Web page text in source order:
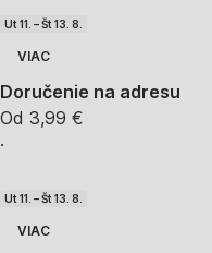
Ut 11. – Št 13. 8.
VIAC
Doručenie na adresu
Od 3,99 €
·
Ut 11. – Št 13. 8.
VIAC